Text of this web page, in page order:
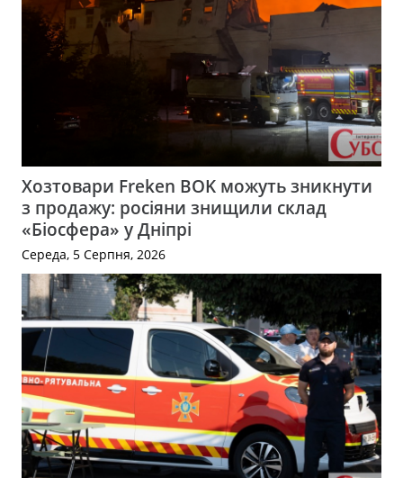
Хозтовари Freken BOK можуть зникнути
з продажу: росіяни знищили склад
«Біосфера» у Дніпрі
Середа, 5 Серпня, 2026